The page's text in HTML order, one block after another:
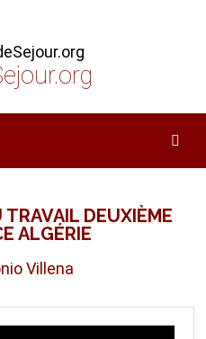
TRAVAIL DEUXIÈME
ALGÉRIE
Villena